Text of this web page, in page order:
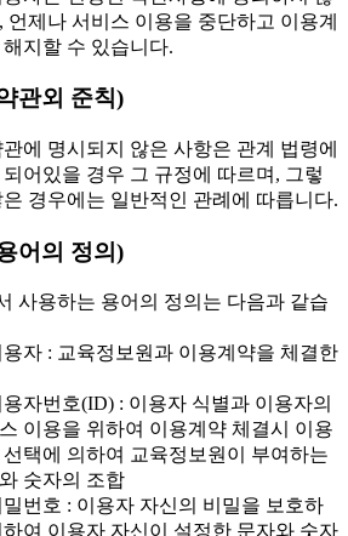
언제나 서비스 이용을 중단하고 이용계
해지할 수 있습니다.
관외 준칙)
관에 명시되지 않은 사항은 관계 법령에
되어있을 경우 그 규정에 따르며, 그렇
은 경우에는 일반적인 관례에 따릅니다.
어의 정의)
사용하는 용어의 정의는 다음과 같습
자 : 교육정보원과 이용계약을 체결한
자번호(ID) : 이용자 식별과 이용자의
이용을 위하여 이용계약 체결시 이용
선택에 의하여 교육정보원이 부여하는
숫자의 조합
번호 : 이용자 자신의 비밀을 보호하
하여 이용자 자신이 설정한 문자와 숫자